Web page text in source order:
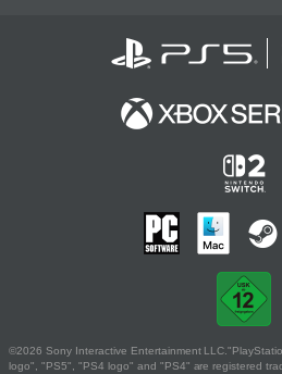
©2026 Sony Interactive Entertainment
logo", "PS5", "PS4 logo" and "PS4" are registered